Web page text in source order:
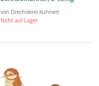
von Drechslerei Kuhnert
Nicht auf Lager